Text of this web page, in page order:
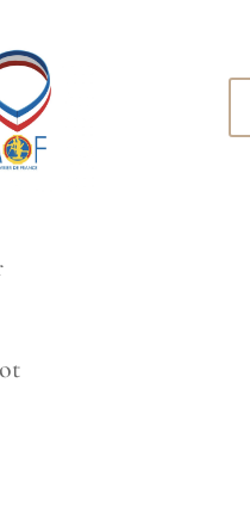
Ouvrier de